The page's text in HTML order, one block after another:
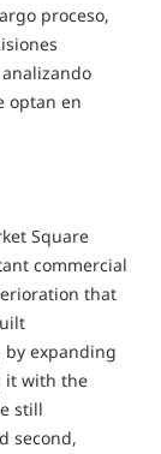
proceso,
optan en
Square
commercial
that
expanding
it with the
still
second,